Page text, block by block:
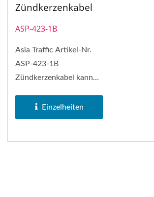
Zündkerzenkabel
ASP-423-1B
Asia Traffic Artikel-Nr.
ASP-423-1B
Zündkerzenkabel kann
Nr. LB05EP ersetzen
Einzelheiten